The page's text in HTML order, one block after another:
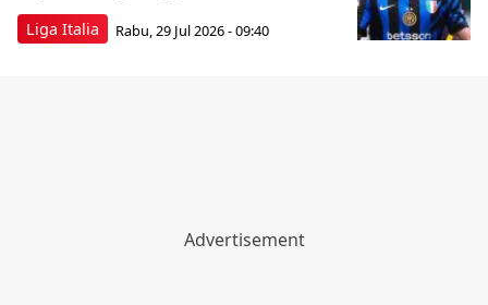
Liga Italia Rabu, 29 Jul 2026 - 09:40